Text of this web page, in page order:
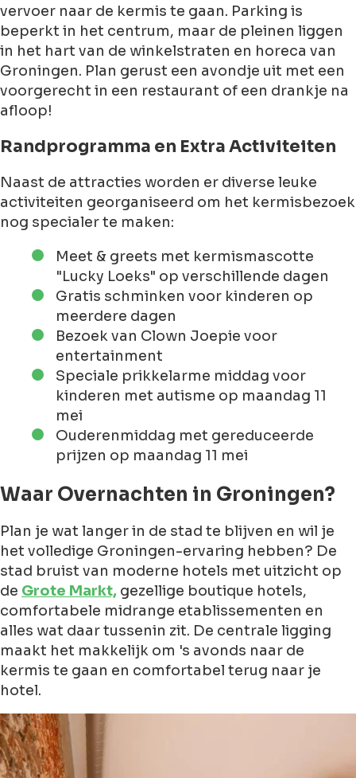
vervoer naar de kermis te gaan. Parking is
beperkt in het centrum, maar de pleinen liggen
in het hart van de winkelstraten en horeca van
Groningen. Plan gerust een avondje uit met een
voorgerecht in een restaurant of een drankje na
afloop!
Randprogramma en Extra Activiteiten
Naast de attracties worden er diverse leuke
activiteiten georganiseerd om het kermisbezoek
nog specialer te maken:
Meet & greets met kermismascotte
"Lucky Loeks" op verschillende dagen
Gratis schminken voor kinderen op
meerdere dagen
Bezoek van Clown Joepie voor
entertainment
Speciale prikkelarme middag voor
kinderen met autisme op maandag 11
mei
Ouderenmiddag met gereduceerde
prijzen op maandag 11 mei
Waar Overnachten in Groningen?
Plan je wat langer in de stad te blijven en wil je
het volledige Groningen-ervaring hebben? De
stad bruist van moderne hotels met uitzicht op
de Grote Markt, gezellige boutique hotels,
comfortabele midrange etablissementen en
alles wat daar tussenin zit. De centrale ligging
maakt het makkelijk om 's avonds naar de
kermis te gaan en comfortabel terug naar je
hotel.